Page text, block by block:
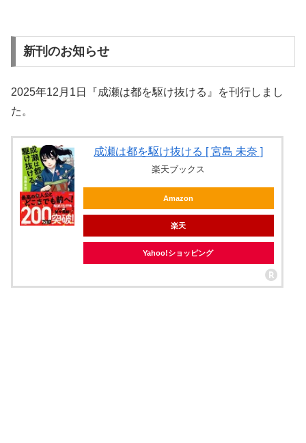
新刊のお知らせ
2025年12月1日『成瀬は都を駆け抜ける』を刊行しまし
た。
成瀬は都を駆け抜ける [ 宮島 未奈 ]
楽天ブックス
Amazon
楽天
Yahoo!ショッピング